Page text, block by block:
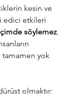
kesin ve
edici etkileri
söylemez.
yok
olmaktır: